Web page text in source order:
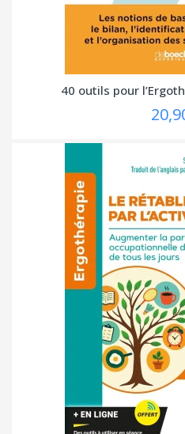
40 outils pour